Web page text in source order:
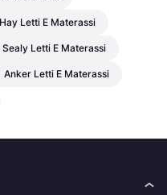
Hay Letti E Materassi
Sealy Letti E Materassi
Anker Letti E Materassi